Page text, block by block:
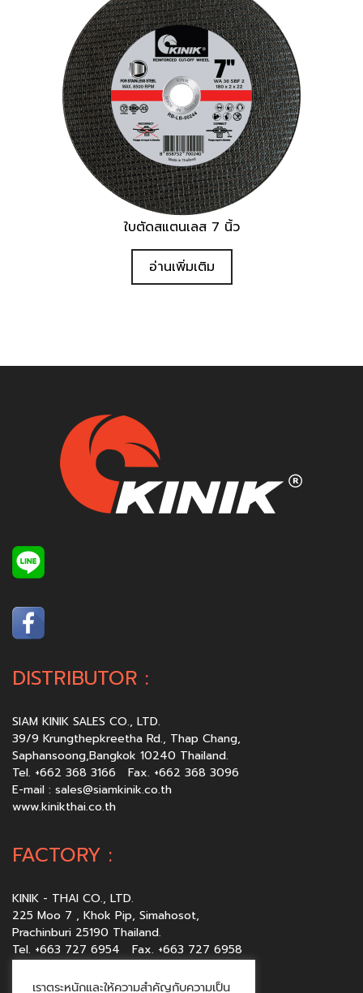
ใบตัดสแตนเลส 7 นิ้ว
อ่านเพิ่มเติม
DISTRIBUTOR :
SIAM KINIK SALES CO., LTD.
39/9 Krungthepkreetha Rd., Thap Chang,
Saphansoong,Bangkok 10240 Thailand.
Tel. +662 368 3166 Fax. +662 368 3096
E-mail : sales@siamkinik.co.th
www.kinikthai.co.th
FACTORY :
KINIK - THAI CO., LTD.
225 Moo 7 , Khok Pip, Simahosot,
Prachinburi 25190 Thailand.
Tel. +663 727 6954 Fax. +663 727 6958
www.kinikthai.co.th
เราตระหนักและให้ความสำคัญกับความเป็น